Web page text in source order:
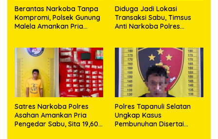
Berantas Narkoba Tanpa
Kompromi, Polsek Gunung
Malela Amankan Pria
Diduga Jadi Lokasi
Transaksi Sabu, Timsus
Anti Narkoba Polres
63,67 Gram Sabu
Satres Narkoba Polres
Asahan Amankan Pria
Pengedar Sabu, Sita 19,60
Polres Tapanuli Selatan
Ungkap Kasus
Pembunuhan Disertai